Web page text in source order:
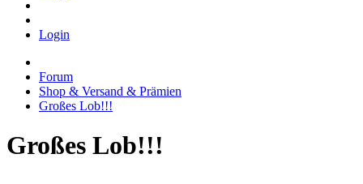
Login
Forum
Shop & Versand & Prämien
Großes Lob!!!
Großes Lob!!!